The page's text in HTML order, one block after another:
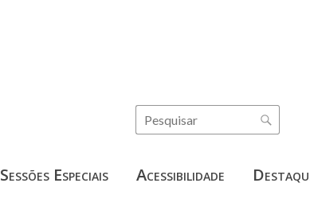
Sessões Especiais Acessibilidade